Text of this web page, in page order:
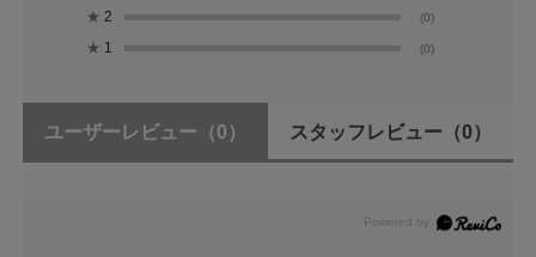
★ 2 (0)
★ 1 (0)
ユーザーレビュー （0） スタッフレビュー （0）